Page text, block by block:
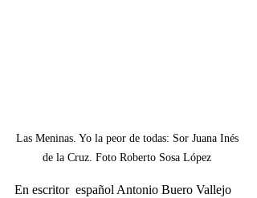
Las Meninas. Yo la peor de todas: Sor Juana Inés
de la Cruz. Foto Roberto Sosa López
En escritor  español Antonio Buero Vallejo